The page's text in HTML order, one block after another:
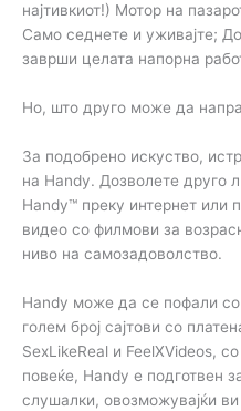
најтивкиот!) Мотор на
Само седнете и уживајте;
заврши целата напорна
Но, што друго може да
За подобрено искуство,
на Handy. Дозволете друго
Handy™ преку интернет или
видео со филмови за
ниво на самозадоволство.
Handy може да се пофали
голем број сајтови со
SexLikeReal и FeelXVideos,
повеќе, Handy е подготвен
слушалки, овозможувајќи